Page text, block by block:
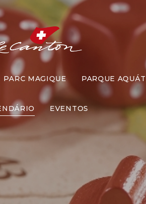
PARC MAGIQUE PARQUE
EVENTOS